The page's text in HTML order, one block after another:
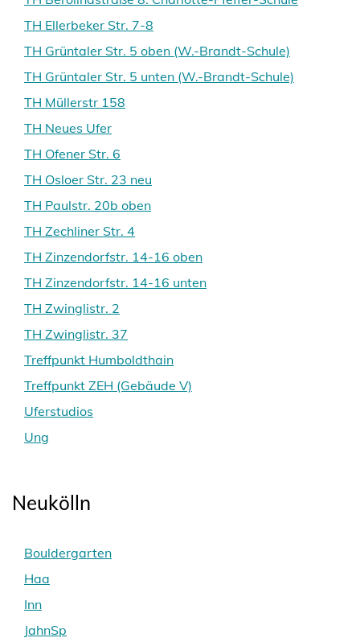
TH Ellerbeker Str. 7-8
TH Grüntaler Str. 5 oben (W.-Brandt-Schule)
TH Grüntaler Str. 5 unten (W.-Brandt-Schule)
TH Müllerstr 158
TH Neues Ufer
TH Ofener Str. 6
TH Osloer Str. 23 neu
TH Paulstr. 20b oben
TH Zechliner Str. 4
TH Zinzendorfstr. 14-16 oben
TH Zinzendorfstr. 14-16 unten
TH Zwinglistr. 2
TH Zwinglistr. 37
Treffpunkt Humboldthain
Treffpunkt ZEH (Gebäude V)
Uferstudios
Ung
Neukölln
Bouldergarten
Haa
Inn
JahnSp